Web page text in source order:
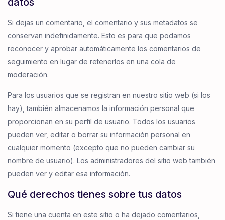
Si dejas un comentario, el comentario y sus metadatos se
conservan indefinidamente. Esto es para que podamos
reconocer y aprobar automáticamente los comentarios de
seguimiento en lugar de retenerlos en una cola de
moderación.
Para los usuarios que se registran en nuestro sitio web (si los
hay), también almacenamos la información personal que
proporcionan en su perfil de usuario. Todos los usuarios
pueden ver, editar o borrar su información personal en
cualquier momento (excepto que no pueden cambiar su
nombre de usuario). Los administradores del sitio web también
pueden ver y editar esa información.
Qué derechos tienes sobre tus datos
Si tiene una cuenta en este sitio o ha dejado comentarios,